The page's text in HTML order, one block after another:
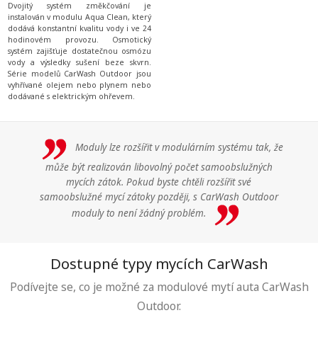
Dvojitý systém změkčování je
instalován v modulu Aqua Clean, který
dodává konstantní kvalitu vody i ve 24
hodinovém provozu. Osmotický
systém zajišťuje dostatečnou osmózu
vody a výsledky sušení beze skvrn.
Série modelů CarWash Outdoor jsou
vyhřívané olejem nebo plynem nebo
dodávané s elektrickým ohřevem.
Moduly lze rozšířit v modulárním systému tak, že
může být realizován libovolný počet samoobslužných
mycích zátok. Pokud byste chtěli rozšířit své
samoobslužné mycí zátoky později, s CarWash Outdoor
moduly to není žádný problém.
Dostupné typy mycích CarWash
Podívejte se, co je možné za modulové mytí auta CarWash
Outdoor.